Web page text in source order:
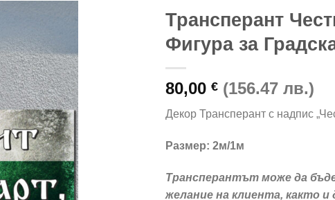
Add to
wishlist
Трансперант
Фигура за
80,00 € (156.47 лв.)
Декор Трансперант с надпис
Размер: 2м/1м
Трансперантът може да
желание на клиента, както и